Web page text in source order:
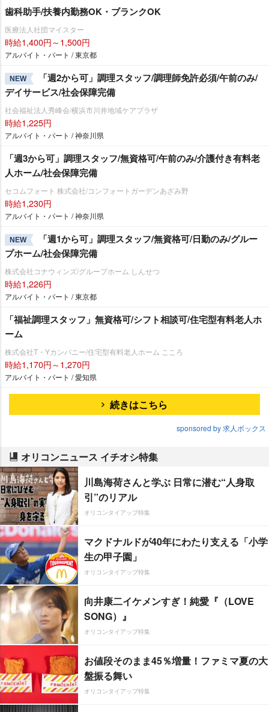
歯科助手/扶養内勤務OK・ブランクOK
医療法人社団マイスター
時給1,400円～1,500円
アルバイト・パート / 東京都
NEW
「週2から可」調理スタッフ/調理師免許必須/午前のみ/
デイサービス/社会保障完備
社会福祉法人秀峰会/横浜市川井地域ケアプラザ
時給1,225円
アルバイト・パート / 神奈川県
「週3から可」調理スタッフ/無資格可/午前のみ/介護付き有料老
人ホーム/社会保障完備
セコムフォート 株式会社/コンフォートガーデンあざみ野
時給1,230円
アルバイト・パート / 神奈川県
NEW
「週1から可」調理スタッフ/無資格可/日勤のみ/グルー
プホーム/社会保障完備
株式会社コナウィンズ/グループホーム しんせつ
時給1,226円
アルバイト・パート / 東京都
「福祉調理スタッフ」無資格可/シフト相談可/住宅型有料老人ホ
ーム
株式会社T・Yカンパニー/住宅型有料老人ホーム こころ
時給1,170円～1,270円
アルバイト・パート / 愛知県
続きはこちら
sponsored by 求人ボックス
オリコンニュース イチオシ特集
川島海荷さんと学ぶ 日常に潜む“人身取
引”のリアル
オリコンタイアップ特集
マクドナルドが40年にわたり支える「小学
生の甲子園」
オリコンタイアップ特集
向井康二イケメンすぎ！純愛『（LOVE
SONG）』
オリコンタイアップ特集
お値段そのまま45％増量！ファミマ夏の大
盤振る舞い
オリコンタイアップ特集